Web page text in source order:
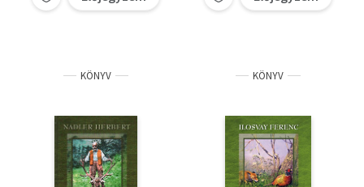
KÖNYV KÖNYV